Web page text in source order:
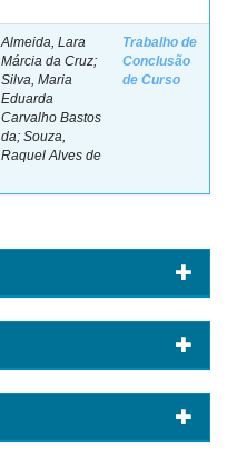
Almeida, Lara
Márcia da Cruz;
Silva, Maria
Eduarda
Carvalho Bastos
da; Souza,
Raquel Alves de
Trabalho de
Conclusão
de Curso